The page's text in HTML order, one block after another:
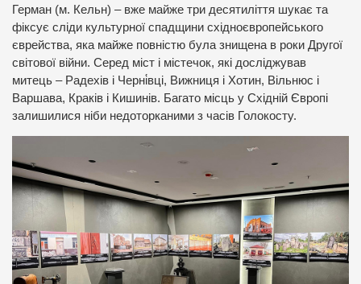
Герман (м. Кельн) – вже майже три десятиліття шукає та
фіксує сліди культурної спадщини східноєвропейського
єврейства, яка майже повністю була знищена в роки Другої
світової війни. Серед міст і містечок, які досліджував
митець – Радехів і Черні́вці, Вижниця і Хотин, Вільнюс і
Варшава, Краків і Кишинів. Багато місць у Східній Європі
залишилися ніби недоторканими з часів Голокосту.